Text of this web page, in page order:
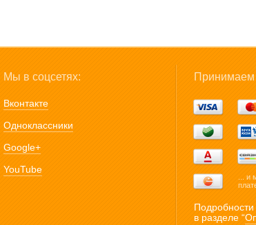
Мы в соцсетях:
Вконтакте
Одноклассники
Google+
YouTube
Принимаем
... и
Подробности
в разделе “